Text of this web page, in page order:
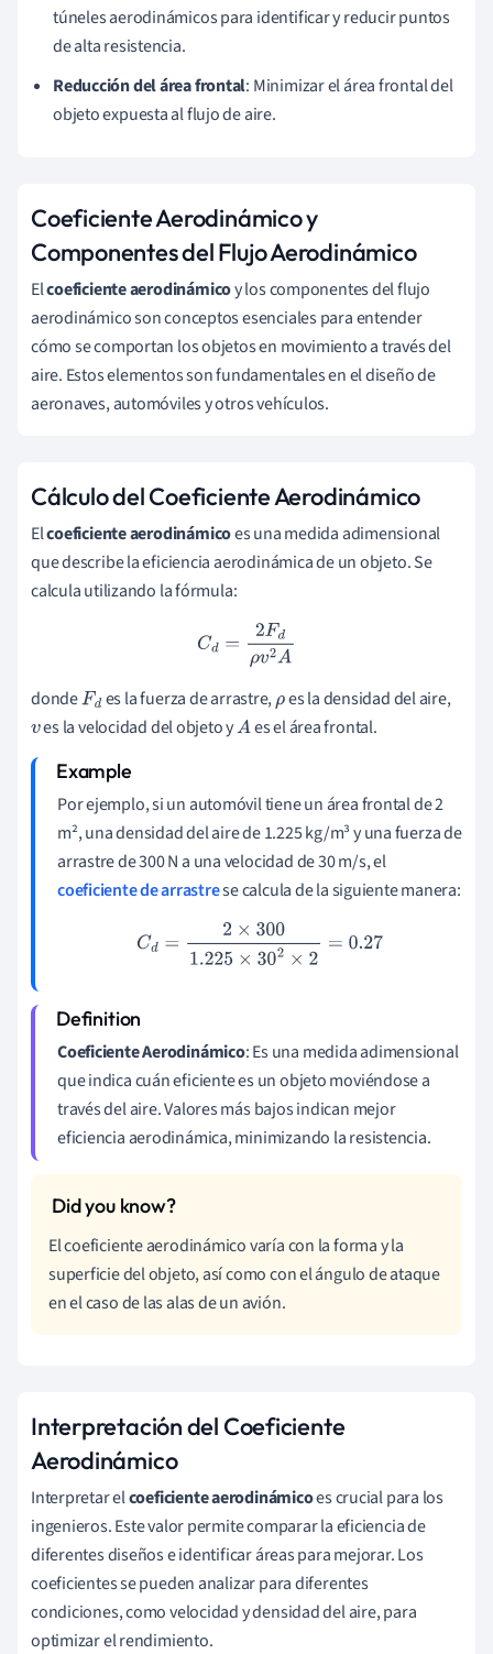
túneles aerodinámicos para identificar y reducir puntos
de alta resistencia.
Reducción del área frontal: Minimizar el área frontal del
objeto expuesta al flujo de aire.
Coeficiente Aerodinámico y
Componentes del Flujo Aerodinámico
Elcoeficiente aerodinámicoy los componentes del flujo
aerodinámico son conceptos esenciales para entender
cómo se comportan los objetos en movimiento a través del
aire. Estos elementos son fundamentales en el diseño de
aeronaves, automóviles y otros vehículos.
Cálculo del Coeficiente Aerodinámico
Elcoeficiente aerodinámicoes una medida adimensional
que describe la eficiencia aerodinámica de un objeto. Se
calcula utilizando la fórmula:
Cd =2F dρv2A
dondeFd es la fuerza de arrastre,ρes la densidad del aire,
ves la velocidad del objeto yA es el área frontal.
Por ejemplo, si un automóvil tiene un área frontal de 2
m², una densidad del aire de 1.225 kg/m³ y una fuerza de
arrastre de 300 N a una velocidad de 30 m/s, el
coeficiente de arrastrese calcula de la siguiente manera:
Cd =2×3001.225×302×2 =0.27
Coeficiente Aerodinámico: Es una medida adimensional
que indica cuán eficiente es un objeto moviéndose a
través del aire. Valores más bajos indican mejor
eficiencia aerodinámica, minimizando la resistencia.
El coeficiente aerodinámico varía con la forma y la
superficie del objeto, así como con el ángulo de ataque
en el caso de las alas de un avión.
Interpretación del Coeficiente
Aerodinámico
Interpretar elcoeficiente aerodinámicoes crucial para los
ingenieros. Este valor permite comparar la eficiencia de
diferentes diseños e identificar áreas para mejorar. Los
coeficientes se pueden analizar para diferentes
condiciones, como velocidad y densidad del aire, para
optimizar el rendimiento.